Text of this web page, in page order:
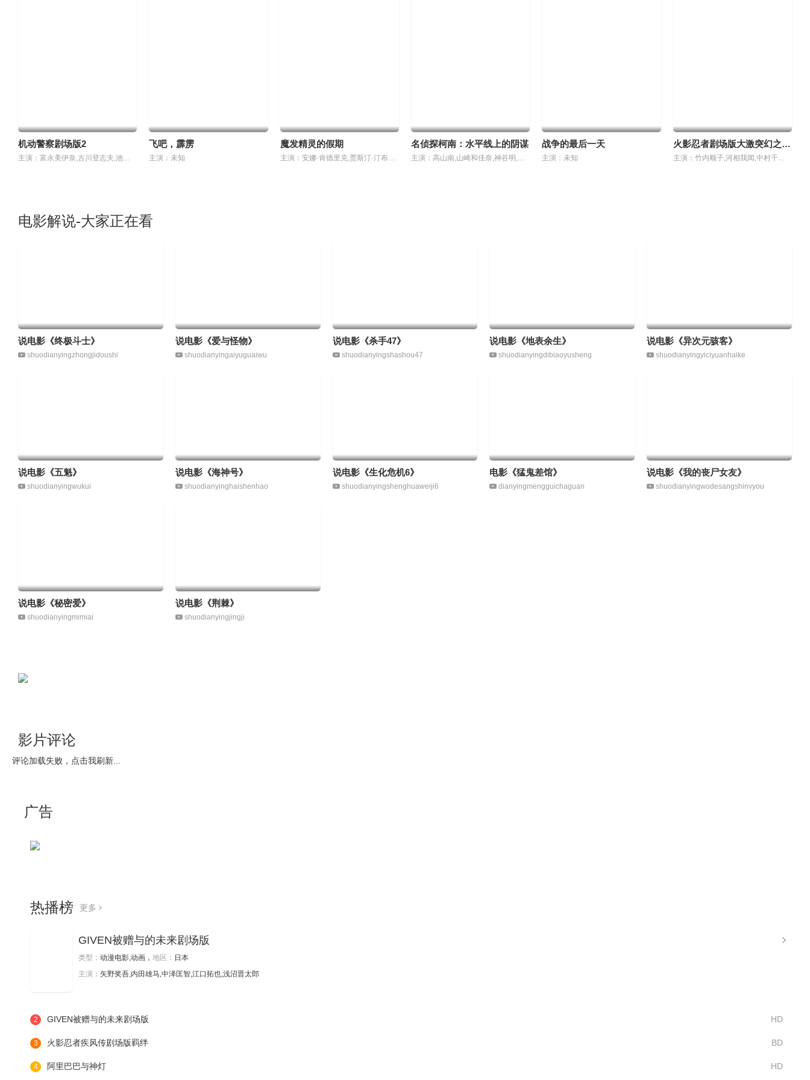
机动警察剧场版2
主演：富永美伊奈,古川登志夫,池水通洋,西村知道,根津甚八,竹中直人
飞吧，霹雳
主演：未知
魔发精灵的假期
主演：安娜·肯德里克,贾斯汀·汀布莱克,佐伊·丹斯切尔,克里斯托夫·梅兹-普莱瑟,詹姆斯·柯登,罗恩·芬奇斯,昆瑙·内亚,艾诺·贾沃,卡洛琳·耶尔特,沃尔特·道恩,凯文·迈克尔·理查德森,柯提斯·史东,Mike,Mitchell
名侦探柯南：水平线上的阴谋
主演：高山南,山崎和佳奈,神谷明,山口胜平
战争的最后一天
主演：未知
火影忍者剧场版大激突幻之地底遗迹
主演：竹内顺子,河相我闻,中村千绘,森久保祥太郎,石田彰,加濑康之,高乃丽,小岛幸子,桑岛法子,本田贵子,加藤优子,志村知幸,宫岛史年,吉野贵宏,加藤将之,酒井敬幸,黑川智花,野岛昭生,野泽那智
电影解说-大家正在看
说电影《终极斗士》
shuodianyingzhongjidoushi
说电影《爱与怪物》
shuodianyingaiyuguaiwu
说电影《杀手47》
shuodianyingshashou47
说电影《地表余生》
shuodianyingdibiaoyusheng
说电影《异次元骇客》
shuodianyingyiciyuanhaike
说电影《五魁》
shuodianyingwukui
说电影《海神号》
shuodianyinghaishenhao
说电影《生化危机6》
shuodianyingshenghuaweiji6
电影《猛鬼差馆》
dianyingmengguichaguan
说电影《我的丧尸女友》
shuodianyingwodesangshinvyou
说电影《秘密爱》
shuodianyingmimiai
说电影《荆棘》
shuodianyingjingji
影片评论
评论加载失败，点击我刷新...
广告
热播榜 更多
GIVEN被赠与的未来剧场版
类型： 动漫电影,动画， 地区： 日本
主演： 矢野奖吾,内田雄马,中泽匡智,江口拓也,浅沼晋太郎
HD
2 GIVEN被赠与的未来剧场版
BD
3 火影忍者疾风传剧场版羁绊
HD
4 阿里巴巴与神灯